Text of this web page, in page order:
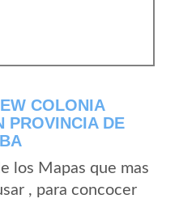
COLONIA
PROVINCIA DE
los Mapas que mas
, para concocer